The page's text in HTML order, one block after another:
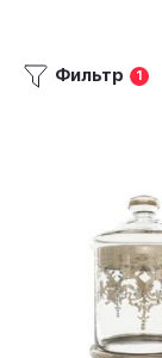
Фильтр 1